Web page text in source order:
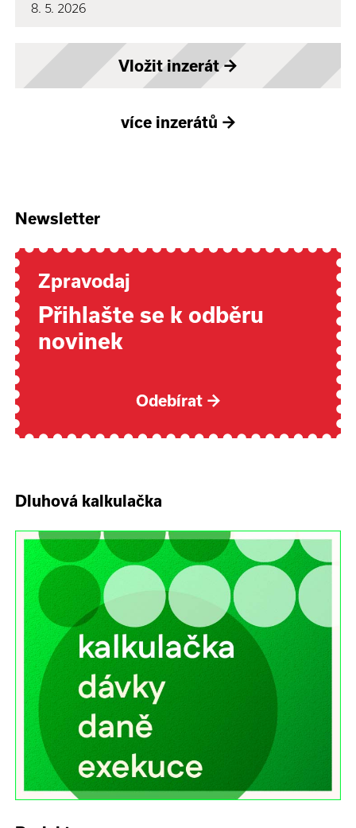
8. 5. 2026
Vložit inzerát→
více inzerátů →
Newsletter
Zpravodaj
Přihlašte se k odběru
novinek
Odebírat →
Dluhová kalkulačka